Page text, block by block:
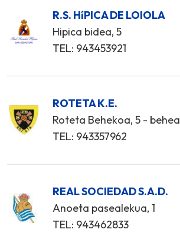
R.S. HíPICA DE LOIOLA
Hipica bidea, 5
TEL: 943453921
ROTETA K.E.
Roteta Behekoa, 5 - behea
TEL: 943357962
REAL SOCIEDAD S.A.D.
Anoeta pasealekua, 1
TEL: 943462833